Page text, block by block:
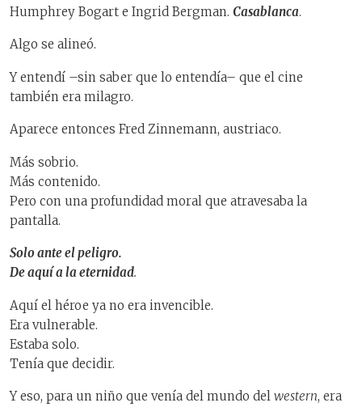
Humphrey Bogart e Ingrid Bergman. Casablanca.
Algo se alineó.
Y entendí –sin saber que lo entendía– que el cine
también era milagro.
Aparece entonces Fred Zinnemann, austriaco.
Más sobrio.
Más contenido.
Pero con una profundidad moral que atravesaba la
pantalla.
Solo ante el peligro.
De aquí a la eternidad.
Aquí el héroe ya no era invencible.
Era vulnerable.
Estaba solo.
Tenía que decidir.
Y eso, para un niño que venía del mundo del western, era